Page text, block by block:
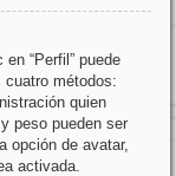
“Perfil” puede
cuatro métodos:
quien
peso pueden ser
opción de avatar,
activada.